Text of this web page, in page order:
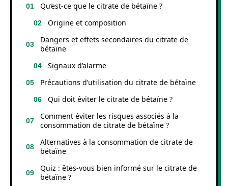
Qu’est-ce que le citrate de bétaïne ?
Origine et composition
Dangers et effets secondaires du citrate de
bétaïne
Signaux d’alarme
Précautions d’utilisation du citrate de bétaïne
Qui doit éviter le citrate de bétaïne ?
Comment éviter les risques associés à la
consommation de citrate de bétaïne ?
Alternatives à la consommation de citrate de
bétaïne
Quiz : êtes-vous bien informé sur le citrate de
bétaïne ?